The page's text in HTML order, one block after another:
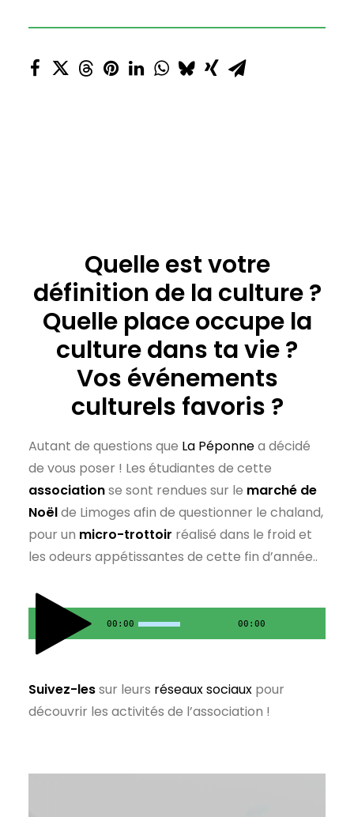
Quelle est votre
définition de la culture ?
Quelle place occupe la
culture dans ta vie ?
Vos événements
culturels favoris ?
Autant de questions que La Péponnea décidé
de vous poser ! Les étudiantes de cette
associationse sont rendues sur le marché de
Noëlde Limoges afin de questionner le chaland,
pour un micro-trottoir réalisé dans le froid et
les odeurs appétissantes de cette fin d’année..
00:00 00:00
Suivez-lessur leurs réseaux sociaux pour
découvrir les activités de l’association !